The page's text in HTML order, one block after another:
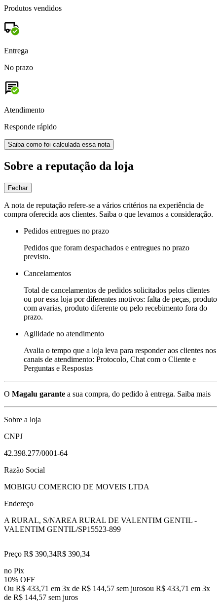
Produtos vendidos
Entrega
No prazo
Atendimento
Responde rápido
Saiba como foi calculada essa nota
Sobre a reputação da loja
Fechar
A nota de reputação refere-se a vários critérios na experiência de
compra oferecida aos clientes. Saiba o que levamos a consideração.
Pedidos entregues no prazo
Pedidos que foram despachados e entregues no prazo
previsto.
Cancelamentos
Total de cancelamentos de pedidos solicitados pelos clientes
ou por essa loja por diferentes motivos: falta de peças, produto
com avarias, produto diferente ou pelo recebimento fora do
prazo.
Agilidade no atendimento
Avalia o tempo que a loja leva para responder aos clientes nos
canais de atendimento: Protocolo, Chat com o Cliente e
Perguntas e Respostas
O Magalu garante a sua compra, do pedido à entrega. Saiba mais
Sobre a loja
CNPJ
42.398.277/0001-64
Razão Social
MOBIGU COMERCIO DE MOVEIS LTDA
Endereço
A RURAL, S/NAREA RURAL DE VALENTIM GENTIL -
VALENTIM GENTIL/SP15523-899
Preço R$ 390,34R$ 390,34
no Pix
10% OFF
Ou R$ 433,71 em 3x de R$ 144,57 sem jurosou R$ 433,71 em 3x
de R$ 144,57 sem juros